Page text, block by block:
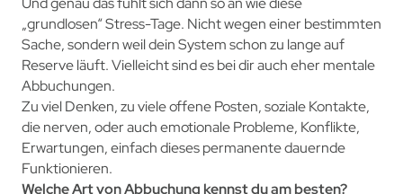
„grundlosen“ Stress-Tage. Nicht wegen einer bestimmten
Sache, sondern weil dein System schon zu lange auf
Reserve läuft. Vielleicht sind es bei dir auch eher mentale
Abbuchungen.
Zu viel Denken, zu viele offene Posten, soziale Kontakte,
die nerven, oder auch emotionale Probleme, Konflikte,
Erwartungen, einfach dieses permanente dauernde
Funktionieren.
Welche Art von Abbuchung kennst du am besten?